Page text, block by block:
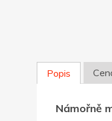
Popis
Námořně